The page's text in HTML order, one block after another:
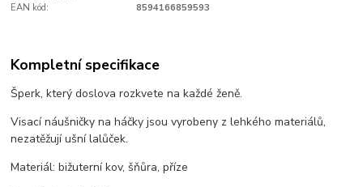
EAN kód:
8594166859593
Kompletní specifikace
Šperk, který doslova rozkvete na každé ženě.
Visací náušničky na háčky jsou vyrobeny z lehkého materiálů,
nezatěžují ušní lalůček.
Materiál: bižuterní kov, šňůra, příze